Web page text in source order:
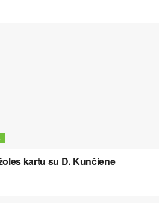
kartu su D. Kunčiene